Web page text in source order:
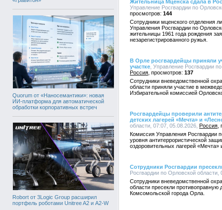
Quorum от «Наносемантики»: новая
ИИ-платформа для автоматической
обработки корпоративных встреч
Robort от 3Logic Group расширил
портфель роботами Unitree A2 и A2-W
Жительница Мценска сдала в
Управление Росгвардии по
144
Сотрудники мценского отделения
Управления Росгвардии по
жительницы 1961 года рождения
незарегистрированного ружья.
В Орле росгвардейцы приняли
участке , Управление Росгвардии
Россия
137
Сотрудники вневедомственной
области приняли участие в
Избирательной комиссией
Росгвардейцы проверили
детских лагерей «Мечта» и
области, 07:07, 05.08.2026, Россия
Комиссия Управления Росгвардии
уровня антитеррористической
оздоровительных лагерей «Мечта»
Сотрудники Росгвардии
Росгвардии по Орловской
Сотрудники вневедомственной
области пресекли противоправную
Комсомольской города Орла.